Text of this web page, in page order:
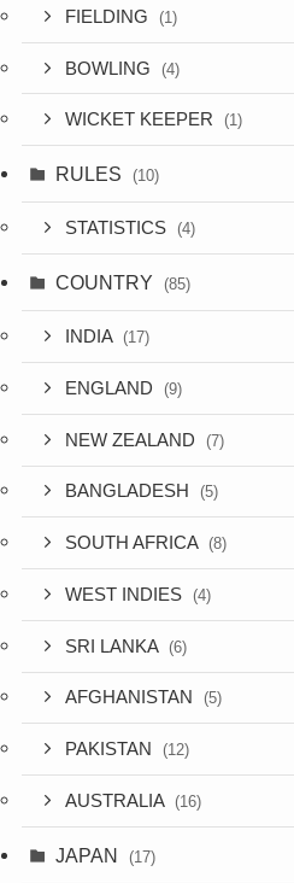
FIELDING (1)
BOWLING (4)
WICKET KEEPER (1)
RULES (10)
STATISTICS (4)
COUNTRY (85)
INDIA (17)
ENGLAND (9)
NEW ZEALAND (7)
BANGLADESH (5)
SOUTH AFRICA (8)
WEST INDIES (4)
SRI LANKA (6)
AFGHANISTAN (5)
PAKISTAN (12)
AUSTRALIA (16)
JAPAN (17)